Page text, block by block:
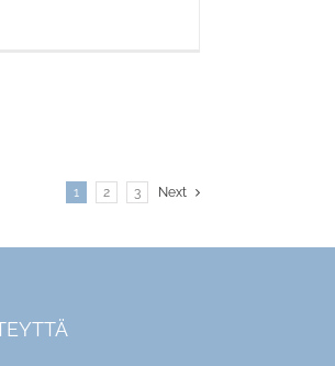
1 2 3 Next